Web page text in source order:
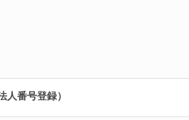
人番号登録）